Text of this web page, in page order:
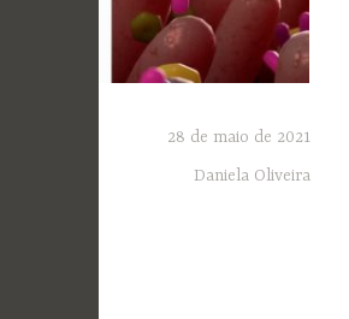
28 de maio de 2021
Daniela Oliveira